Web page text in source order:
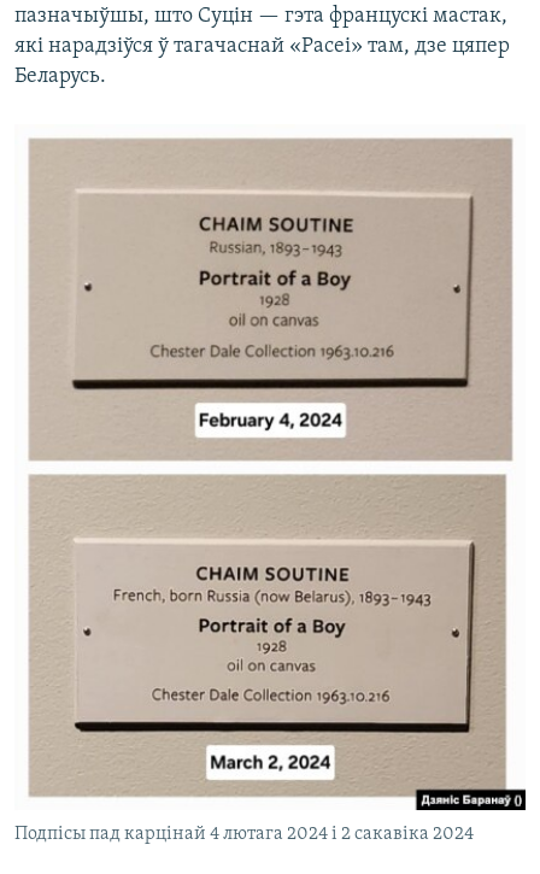
пазначыўшы, што Суцін — гэта францускі мастак,
які нарадзіўся ў тагачаснай «Расеі» там, дзе цяпер
Беларусь.
Подпісы пад карцінай 4 лютага 2024 і 2 сакавіка 2024